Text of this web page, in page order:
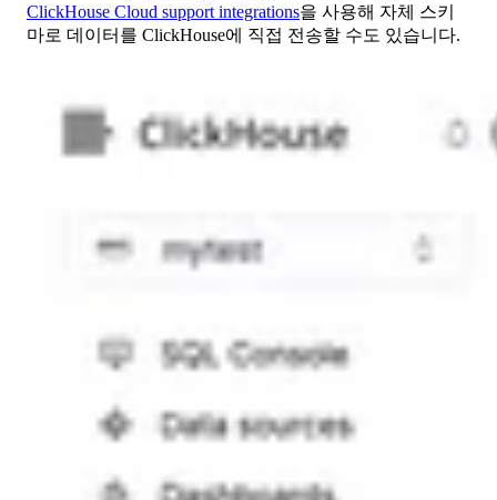
ClickHouse Cloud support integrations을 사용해 자체 스키
마로 데이터를 ClickHouse에 직접 전송할 수도 있습니다.